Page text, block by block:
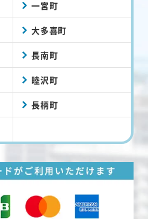
一宮町
大多喜町
長南町
睦沢町
長柄町